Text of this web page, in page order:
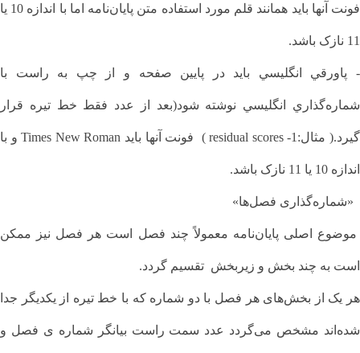
فونت آنها بايد همانند قلم مورد استفاده متن پايان‌نامه اما با اندازه 10 یا
11 نازک باشد.
- پاورقي انگليسي بايد در پايين صفحه و از چپ به راست با
شماره‌گذاري انگليسي نوشته شود(بعد از عدد فقط خط تيره قرار
گيرد.( مثال:1- residual scores ) فونت آنها بايد Times New Roman و با
اندازه 10 یا 11 نازک باشد.
«شماره‌گذاری فصل‌ها»
موضوع اصلی پایان‌نامه معمولاً چند فصل است هر فصل نیز ممکن
است به چند بخش و زيربخش تقسیم گردد.
هر یک از بخش‌های هر فصل با دو شماره که با خط تیره از یکدیگر جدا
شده‌اند مشخص می‌گردد عدد سمت راست بیانگر شماره ی فصل و